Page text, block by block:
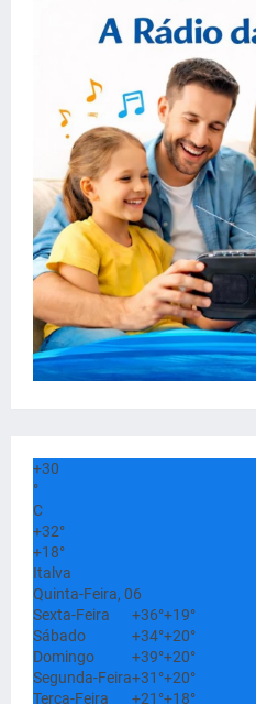
+30
°
C
+32°
+18°
Italva
Quinta-Feira, 06
Sexta-Feira
+36°+19°
Sábado
+34°+20°
Domingo
+39°+20°
Segunda-Feira+31°+20°
Terça-Feira
+21°+18°